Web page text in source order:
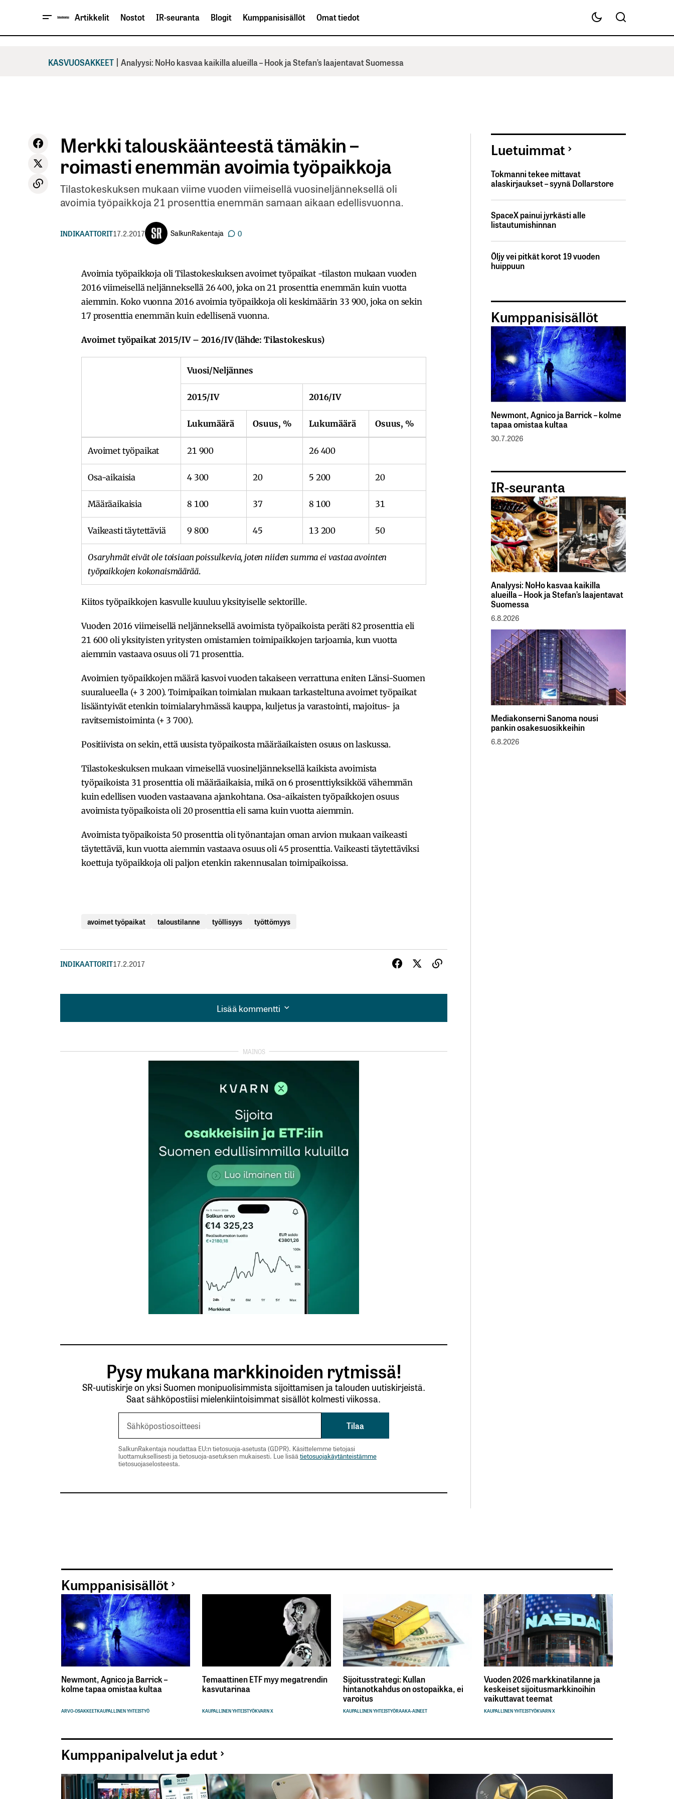
Artikkelit Nostot IR-seuranta Blogit Kumppanisisällöt Omat tiedot
KASVUOSAKKEET | Analyysi: NoHo kasvaa kaikilla alueilla – Hook ja Stefan’s laajentavat Suomessa
Merkki talouskäänteestä tämäkin –
roimasti enemmän avoimia työpaikkoja
Tilastokeskuksen mukaan viime vuoden viimeisellä vuosineljänneksellä oli
avoimia työpaikkoja 21 prosenttia enemmän samaan aikaan edellisvuonna.
INDIKAATTORIT17.2.2017 SalkunRakentaja 0
Avoimia työpaikkoja oli Tilastokeskuksen avoimet työpaikat -tilaston mukaan vuoden
2016 viimeisellä neljänneksellä 26 400, joka on 21 prosenttia enemmän kuin vuotta
aiemmin. Koko vuonna 2016 avoimia työpaikkoja oli keskimäärin 33 900, joka on sekin
17 prosenttia enemmän kuin edellisenä vuonna.
Avoimet työpaikat 2015/IV – 2016/IV (lähde: Tilastokeskus)
Vuosi/Neljännes
2015/IV 2016/IV
Lukumäärä Osuus, % Lukumäärä Osuus, %
Avoimet työpaikat 21 900 26 400
Osa-aikaisia 4 300 20 5 200 20
Määräaikaisia 8 100 37 8 100 31
Vaikeasti täytettäviä 9 800 45 13 200 50
Osaryhmät eivät ole toisiaan poissulkevia, joten niiden summa ei vastaa avointen
työpaikkojen kokonaismäärää.
Kiitos työpaikkojen kasvulle kuuluu yksityiselle sektorille.
Vuoden 2016 viimeisellä neljänneksellä avoimista työpaikoista peräti 82 prosenttia eli
21 600 oli yksityisten yritysten omistamien toimipaikkojen tarjoamia, kun vuotta
aiemmin vastaava osuus oli 71 prosenttia.
Avoimien työpaikkojen määrä kasvoi vuoden takaiseen verrattuna eniten Länsi-Suomen
suuralueella (+ 3 200). Toimipaikan toimialan mukaan tarkasteltuna avoimet työpaikat
lisääntyivät etenkin toimialaryhmässä kauppa, kuljetus ja varastointi, majoitus- ja
ravitsemistoiminta (+ 3 700).
Positiivista on sekin, että uusista työpaikosta määräaikaisten osuus on laskussa.
Tilastokeskuksen mukaan vimeisellä vuosineljänneksellä kaikista avoimista
työpaikoista 31 prosenttia oli määräaikaisia, mikä on 6 prosenttiyksikköä vähemmän
kuin edellisen vuoden vastaavana ajankohtana. Osa-aikaisten työpaikkojen osuus
avoimista työpaikoista oli 20 prosenttia eli sama kuin vuotta aiemmin.
Avoimista työpaikoista 50 prosenttia oli työnantajan oman arvion mukaan vaikeasti
täytettäviä, kun vuotta aiemmin vastaava osuus oli 45 prosenttia. Vaikeasti täytettäviksi
koettuja työpaikkoja oli paljon etenkin rakennusalan toimipaikoissa.
avoimet työpaikat taloustilanne työllisyys työttömyys
INDIKAATTORIT17.2.2017
Lisää kommentti
Lisää kommentti
Pakolliset kentät on merkitty
Sähköpostiosoitteesi
Pysy mukana markkinoiden rytmissä!
SR-uutiskirje on yksi Suomen monipuolisimmista sijoittamisen ja talouden uutiskirjeistä.
Saat sähköpostiisi mielenkiintoisimmat sisällöt kolmesti viikossa.
SalkunRakentaja noudattaa EU:n tietosuoja-asetusta (GDPR). Käsittelemme tietojasi
luottamuksellisesti ja tietosuoja-asetuksen mukaisesti. Lue lisäätietosuojakäytänteistämme
tietosuojaselosteesta.
Luetuimmat
Tokmanni tekee mittavat
alaskirjaukset – syynä Dollarstore
SpaceX painui jyrkästi alle
listautumishinnan
Öljy vei pitkät korot 19 vuoden
huippuun
Kumppanisisällöt
Newmont, Agnico ja Barrick – kolme
tapaa omistaa kultaa
30.7.2026
IR-seuranta
Analyysi: NoHo kasvaa kaikilla
alueilla – Hook ja Stefan’s laajentavat
Suomessa
6.8.2026
Mediakonserni Sanoma nousi
pankin osakesuosikkeihin
6.8.2026
Kumppanisisällöt
Newmont, Agnico ja Barrick –
kolme tapaa omistaa kultaa
ARVO-OSAKKEETKAUPALLINEN YHTEISTYÖ
Temaattinen ETF myy megatrendin
kasvutarinaa
KAUPALLINEN YHTEISTYÖKVARN X
Sijoitusstrategi: Kullan
hintanotkahdus on ostopaikka, ei
varoitus
KAUPALLINEN YHTEISTYÖRAAKA-AINEET
Vuoden 2026 markkinatilanne ja
keskeiset sijoitusmarkkinoihin
vaikuttavat teemat
KAUPALLINEN YHTEISTYÖKVARN X
Kumppanipalvelut ja edut